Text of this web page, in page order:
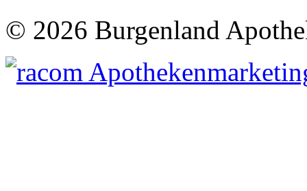
© 2026 Burgenland